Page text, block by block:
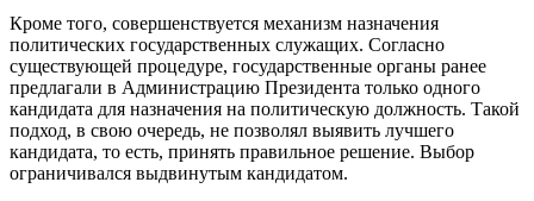
Кроме того, совершенствуется механизм назначения
политических государственных служащих. Согласно
существующей процедуре, государственные органы ранее
предлагали в Администрацию Президента только одного
кандидата для назначения на политическую должность. Такой
подход, в свою очередь, не позволял выявить лучшего
кандидата, то есть, принять правильное решение. Выбор
ограничивался выдвинутым кандидатом.